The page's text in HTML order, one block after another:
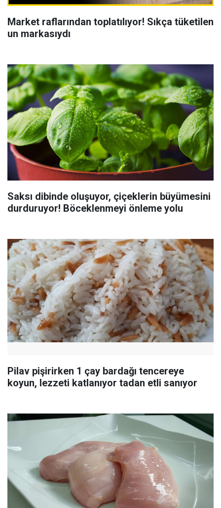
Market raflarından toplatılıyor! Sıkça tüketilen
un markasıydı
Saksı dibinde oluşuyor, çiçeklerin büyümesini
durduruyor! Böceklenmeyi önleme yolu
Pilav pişirirken 1 çay bardağı tencereye
koyun, lezzeti katlanıyor tadan etli sanıyor